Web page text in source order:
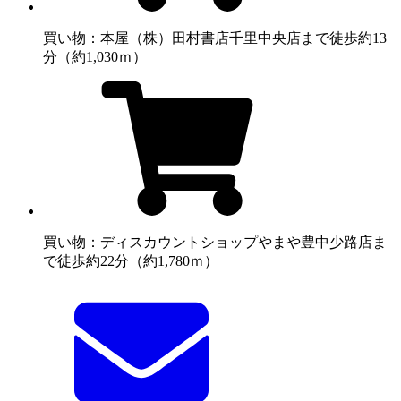
買い物：本屋 （株）田村書店千里中央店まで徒歩約13
分（約1,030ｍ）
買い物：ディスカウントショップやまや豊中少路店ま
で徒歩約22分（約1,780ｍ）